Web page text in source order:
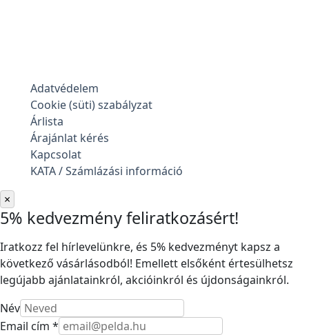
Adatvédelem
Cookie (süti) szabályzat
Árlista
Árajánlat kérés
Kapcsolat
KATA / Számlázási információ
×
5% kedvezmény feliratkozásért!
Iratkozz fel hírlevelünkre, és 5% kedvezményt kapsz a
következő vásárlásodból! Emellett elsőként értesülhetsz
legújabb ajánlatainkról, akcióinkról és újdonságainkról.
Név
Email cím *